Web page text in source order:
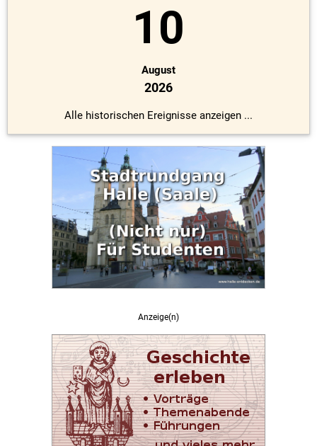
10
August
2026
Alle historischen Ereignisse anzeigen ...
Anzeige(n)